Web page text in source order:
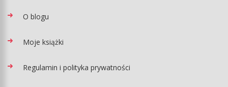
O blogu
Moje książki
Regulamin i polityka prywatności